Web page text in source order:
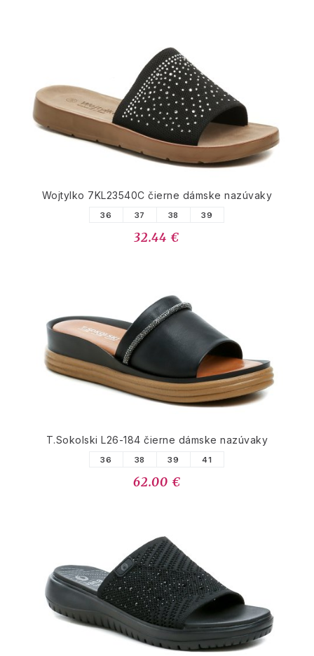
Wojtylko 7KL23540C čierne dámske nazúvaky
36 37 38 39
32.44 €
T.Sokolski L26-184 čierne dámske nazúvaky
36 38 39 41
62.00 €